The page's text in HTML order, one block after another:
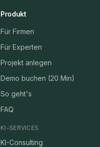
Produkt
Für Firmen
Für Experten
Projekt anlegen
Demo buchen (20 Min)
So geht's
FAQ
KI-SERVICES
KI-Consulting